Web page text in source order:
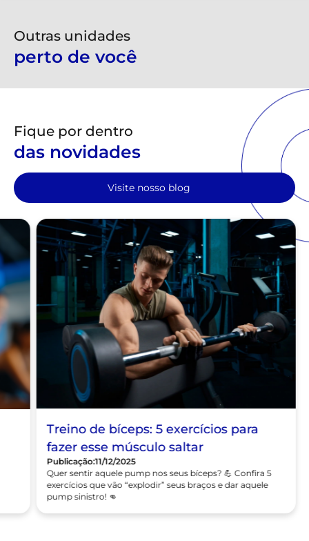
Outras unidades
perto de você
Fique por dentro
das novidades
Visite nosso blog
Treino de bíceps: 5 exercícios para
fazer esse músculo saltar
Publicação:11/12/2025
Quer sentir aquele pump nos seus bíceps? 💪 Confira 5
exercícios que vão “explodir” seus braços e dar aquele
pump sinistro! 👊